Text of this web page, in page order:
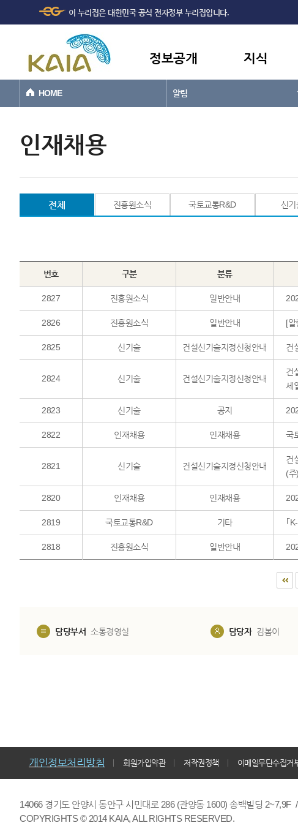
본문바로가기
이 누리집은 대한민국 공식 전자정부 누리집입니다.
정보공개 지식
HOME 알림
인재채용
전체 진흥원소식 국토교통R&D 신기
번호 구분 분류
2827 진흥원소식 일반안내
2826 진흥원소식 일반안내 [알
2825 신기술 건설신기술지정신청안내 건
2824 신기술 건설신기술지정신청안내
건
세
2823 신기술 공지
2822 인재채용 인재채용 국
2821 신기술 건설신기술지정신청안내
건
(주
2820 인재채용 인재채용
2819 국토교통R&D 기타 ｢
2818 진흥원소식 일반안내
담당부서 소통경영실 담당자 김봄이
개인정보처리방침 회원가입약관 저작권정책 이메일무단수집거
14066 경기도 안양시 동안구 시민대로 286 (관양동 1600) 송백빌딩 2~7,9F
COPYRIGHTS © 2014 KAIA, ALL RIGHTS RESERVED.